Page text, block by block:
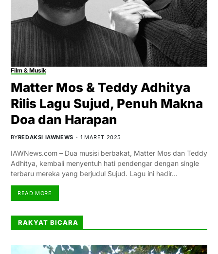
Film & Musik
Matter Mos & Teddy Adhitya
Rilis Lagu Sujud, Penuh Makna
Doa dan Harapan
BYREDAKSI IAWNEWS 1 MARET 2025
IAWNews.com – Dua musisi berbakat, Matter Mos dan Teddy
Adhitya, kembali menyentuh hati pendengar dengan single
terbaru mereka yang berjudul Sujud. Lagu ini hadir…
READ MORE
RAKYAT BICARA